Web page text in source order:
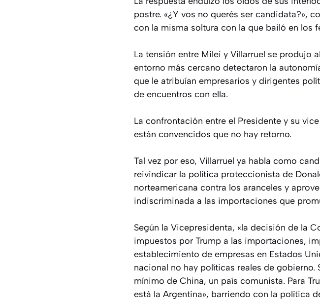
postre. «¿Y vos no querés ser candidata?»,
con la misma soltura con la que bailó en los
La tensión entre Milei y Villarruel se produjo
entorno más cercano detectaron la
que le atribuían empresarios y dirigentes
de encuentros con ella.
La confrontación entre el Presidente y su
están convencidos que no hay retorno.
Tal vez por eso, Villarruel ya habla como
reivindicar la política proteccionista de
norteamericana contra los aranceles y
indiscriminada a las importaciones que
Según la Vicepresidenta, «la decisión de la
impuestos por Trump a las importaciones,
establecimiento de empresas en Estados
nacional no hay políticas reales de
mínimo de China, un país comunista. Para
está la Argentina», barriendo con la política